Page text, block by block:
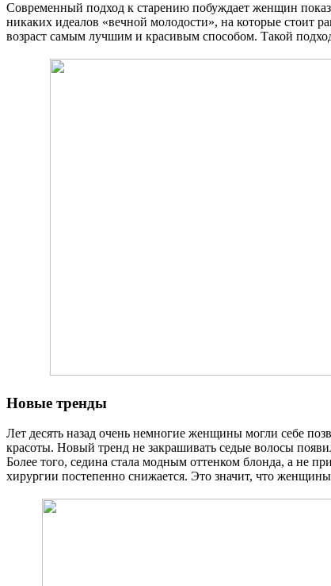
Современный подход к старению побуждает женщин
никаких идеалов «вечной молодости», на которые стоит
возраст самым лучшим и красивым способом. Такой
Новые тренды
Лет десять назад очень немногие женщины могли себе
красоты. Новый тренд не закрашивать седые волосы
Более того, седина стала модным оттенком блонда, а не
хирургии постепенно снижается. Это значит, что